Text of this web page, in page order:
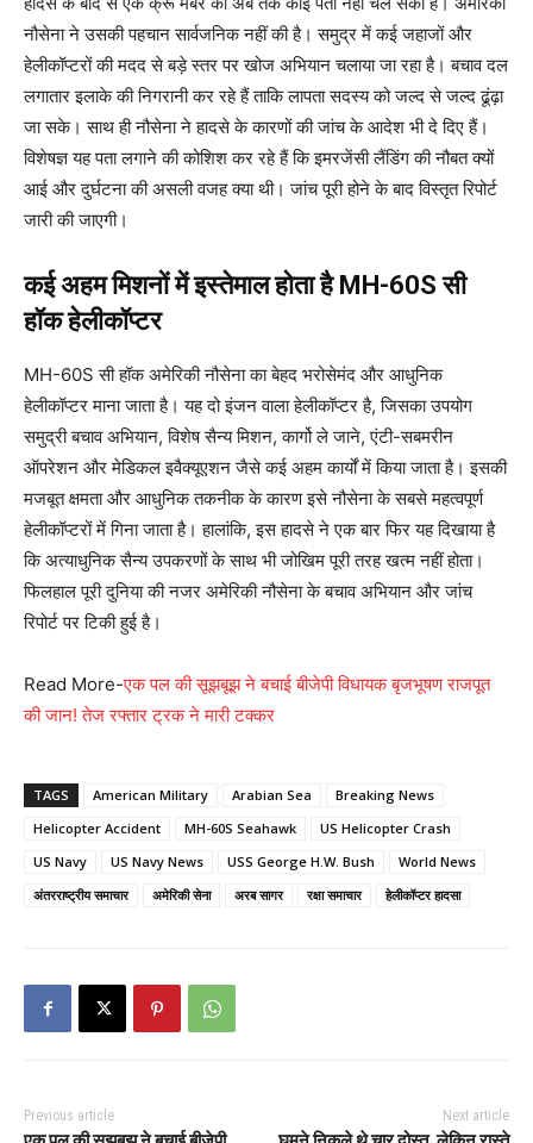
नौसेना ने उसकी पहचान सार्वजनिक नहीं की है। समुद्र में कई जहाजों और
हेलीकॉप्टरों की मदद से बड़े स्तर पर खोज अभियान चलाया जा रहा है। बचाव दल
लगातार इलाके की निगरानी कर रहे हैं ताकि लापता सदस्य को जल्द से जल्द ढूंढ़ा
जा सके। साथ ही नौसेना ने हादसे के कारणों की जांच के आदेश भी दे दिए हैं।
विशेषज्ञ यह पता लगाने की कोशिश कर रहे हैं कि इमरजेंसी लैंडिंग की नौबत क्यों
आई और दुर्घटना की असली वजह क्या थी। जांच पूरी होने के बाद विस्तृत रिपोर्ट
जारी की जाएगी।
कई अहम मिशनों में इस्तेमाल होता है MH-60S सी
हॉक हेलीकॉप्टर
MH-60S सी हॉक अमेरिकी नौसेना का बेहद भरोसेमंद और आधुनिक
हेलीकॉप्टर माना जाता है। यह दो इंजन वाला हेलीकॉप्टर है, जिसका उपयोग
समुद्री बचाव अभियान, विशेष सैन्य मिशन, कार्गो ले जाने, एंटी-सबमरीन
ऑपरेशन और मेडिकल इवैक्यूएशन जैसे कई अहम कार्यों में किया जाता है। इसकी
मजबूत क्षमता और आधुनिक तकनीक के कारण इसे नौसेना के सबसे महत्वपूर्ण
हेलीकॉप्टरों में गिना जाता है। हालांकि, इस हादसे ने एक बार फिर यह दिखाया है
कि अत्याधुनिक सैन्य उपकरणों के साथ भी जोखिम पूरी तरह खत्म नहीं होता।
फिलहाल पूरी दुनिया की नजर अमेरिकी नौसेना के बचाव अभियान और जांच
रिपोर्ट पर टिकी हुई है।
Read More-एक पल की सूझबूझ ने बचाई बीजेपी विधायक बृजभूषण राजपूत
की जान! तेज रफ्तार ट्रक ने मारी टक्कर
TAGS American Military Arabian Sea
Breaking News
Helicopter Accident
MH-60S Seahawk
US Helicopter Crash
US Navy
US Navy News USS George H.W. Bush
World News
अंतरराष्ट्रीय समाचार
अमेरिकी सेना अरब सागर रक्षा समाचार हेलीकॉप्टर हादसा
Previous article Next article